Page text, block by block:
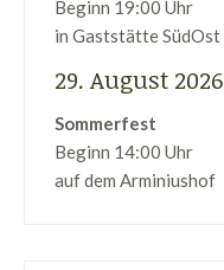
Beginn 19:00 Uhr
in Gaststätte SüdOst
29. August 2026
Sommerfest
Beginn 14:00 Uhr
auf dem Arminiushof